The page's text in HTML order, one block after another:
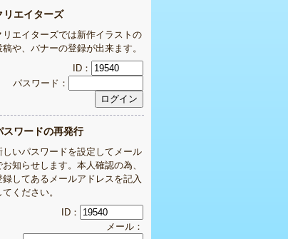
リエイターズ
リエイターズでは新作イラストの
稿や、バナーの登録が出来ます。
ID：
パスワード：
スワードの再発行
しいパスワードを設定してメール
お知らせします。本人確認の為、
録してあるメールアドレスを記入
てください。
ID：
メール：